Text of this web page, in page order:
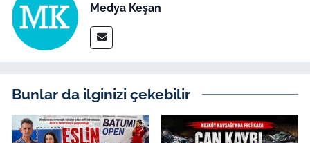
Medya Keşan
Bunlar da ilginizi çekebilir